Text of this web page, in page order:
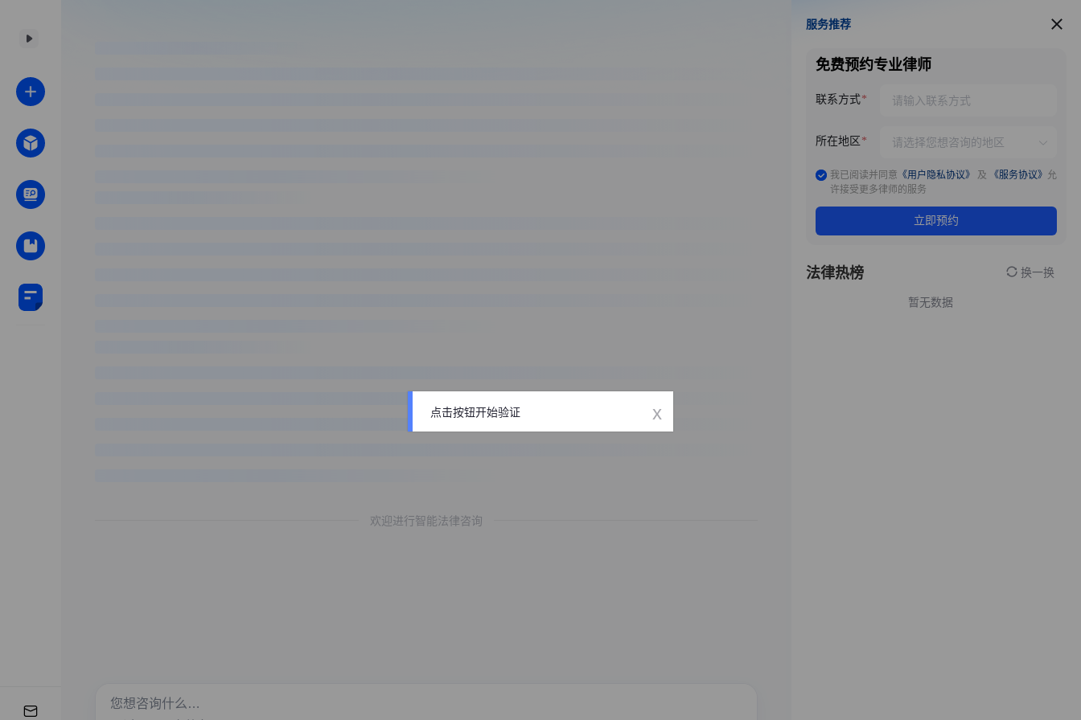
欢迎进行智能法律咨询
服务推荐
服务推荐
免费预约专业律师
联系方式
所在地区
我已阅读并同意 《用户隐私协议》 及 《服务协议》 允
许接受更多律师的服务
立即预约
法律热榜 换一换
暂无数据
点击按钮开始验证 x